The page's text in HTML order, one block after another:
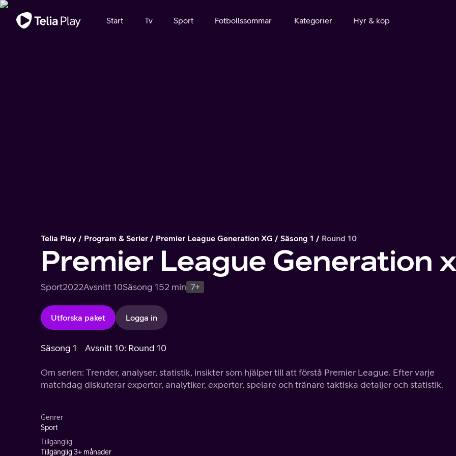
Viktigt meddelande
Start Tv Sport Fotbollssommar Kategorier Hyr & köp
Telia Play Program & Serier Premier League Generation XG Säsong 1 Round 10
Premier League Generation
Sport2022Avsnitt 10Säsong 152 min 7+
Utforska paket Logga in
Säsong 1 Avsnitt 10: Round 10
Om serien: Trender, analyser, statistik, insikter som hjälper till att förstå Premier League. Efter varje
matchdag diskuterar experter, analytiker, experter, spelare och tränare taktiska detaljer och statistik.
Genrer
Sport
Tillgänglig
Tillgänglig 3+ månader